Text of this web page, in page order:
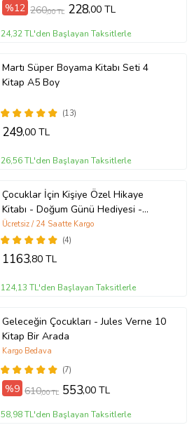
%12 260,00 TL 228,00 TL
24,32 TL'den Başlayan Taksitlerle
Martı Süper Boyama Kitabı Seti 4
Kitap A5 Boy
(13)
249,00 TL
26,56 TL'den Başlayan Taksitlerle
Çocuklar İçin Kişiye Özel Hikaye
Kitabı - Doğum Günü Hediyesi -
Okuma Hediyesi
(4)
Ücretsiz / 24 Saatte Kargo
1163,80 TL
124,13 TL'den Başlayan Taksitlerle
Geleceğin Çocukları - Jules Verne 10
Kitap Bir Arada
(7)
Kargo Bedava
%9 610,00 TL 553,00 TL
58,98 TL'den Başlayan Taksitlerle